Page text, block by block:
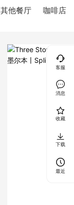
其他餐厅 咖啡店
客服
消息
收藏
下载
最近